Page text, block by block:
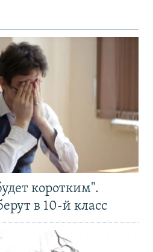
коротким".
в 10-й класс